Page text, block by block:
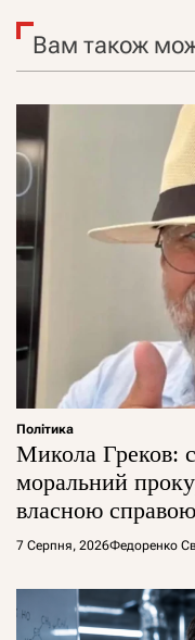
Вам також
Політика
Микола Греков:
моральний
власною справою
7 Серпня, 2026Федоренко